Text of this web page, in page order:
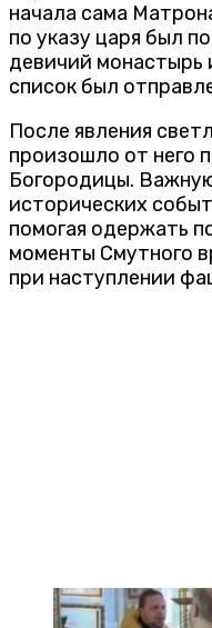
начала сама
по указу царя был
девичий монастырь
список был
После явления
произошло от него
Богородицы.
исторических
помогая одержать
моменты Смутного
при наступлении